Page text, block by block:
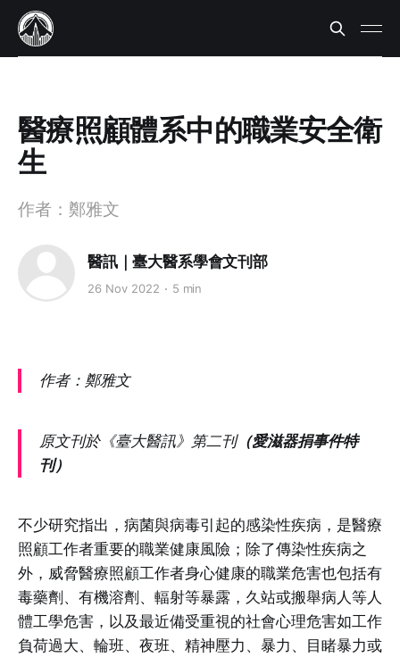
醫療照顧體系中的職業安全衛
生
作者：鄭雅文
醫訊｜臺大醫系學會文刊部
26 Nov 2022 5 min
作者：鄭雅文
原文刊於《臺大醫訊》第二刊（愛滋器捐事件特
刊）
不少研究指出，病菌與病毒引起的感染性疾病，是醫療
照顧工作者重要的職業健康風險；除了傳染性疾病之
外，威脅醫療照顧工作者身心健康的職業危害也包括有
毒藥劑、有機溶劑、輻射等暴露，久站或搬舉病人等人
體工學危害，以及最近備受重視的社會心理危害如工作
負荷過大、輪班、夜班、精神壓力、暴力、目睹暴力或